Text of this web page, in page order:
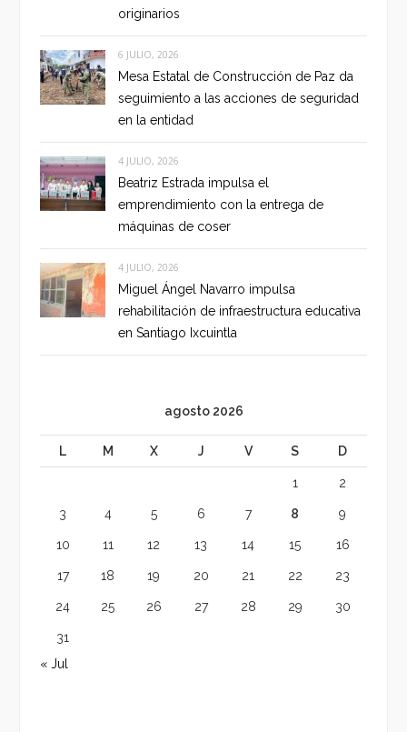
originarios
6 JULIO, 2026
Mesa Estatal de Construcción de Paz da
seguimiento a las acciones de seguridad
en la entidad
4 JULIO, 2026
Beatriz Estrada impulsa el
emprendimiento con la entrega de
máquinas de coser
4 JULIO, 2026
Miguel Ángel Navarro impulsa
rehabilitación de infraestructura educativa
en Santiago Ixcuintla
agosto 2026
L M X J V S D
1 2
3 4 5 6 7 8 9
10 11 12 13 14 15 16
17 18 19 20 21 22 23
24 25 26 27 28 29 30
31
« Jul